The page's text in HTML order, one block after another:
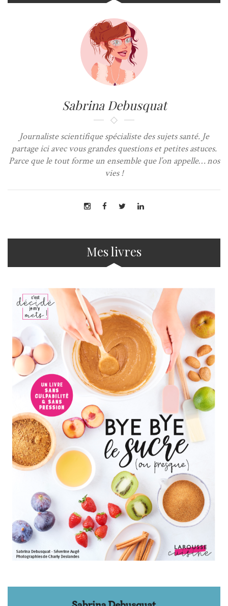
Sabrina Debusquat
Journaliste scientifique spécialiste des sujets santé. Je
partage ici avec vous grandes questions et petites astuces.
Parce que le tout forme un ensemble que l’on appelle… nos
vies !
Mes livres